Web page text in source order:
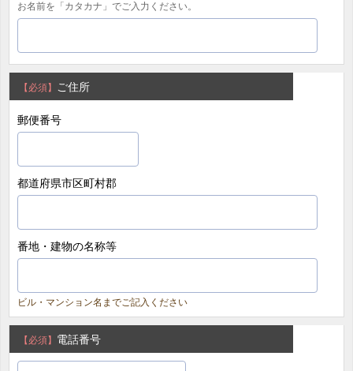
お名前を「カタカナ」でご入力ください。
【必須】 ご住所
郵便番号
都道府県市区町村郡
番地・建物の名称等
ビル・マンション名までご記入ください
【必須】 電話番号